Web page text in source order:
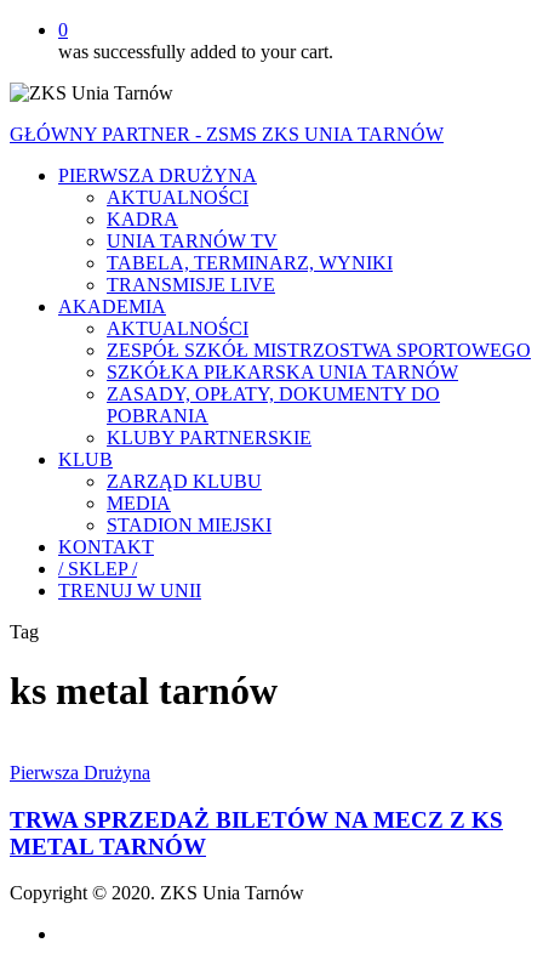
0
was successfully added to your cart.
GŁÓWNY PARTNER - ZSMS ZKS UNIA TARNÓW
PIERWSZA DRUŻYNA
AKTUALNOŚCI
KADRA
UNIA TARNÓW TV
TABELA, TERMINARZ, WYNIKI
TRANSMISJE LIVE
AKADEMIA
AKTUALNOŚCI
ZESPÓŁ SZKÓŁ MISTRZOSTWA SPORTOWEGO
SZKÓŁKA PIŁKARSKA UNIA TARNÓW
ZASADY, OPŁATY, DOKUMENTY DO
POBRANIA
KLUBY PARTNERSKIE
KLUB
ZARZĄD KLUBU
MEDIA
STADION MIEJSKI
KONTAKT
/ SKLEP /
TRENUJ W UNII
Tag
ks metal tarnów
SPRZEDAŻ
NA
MECZ
Z
METAL
Pierwsza Drużyna
TRWA SPRZEDAŻ BILETÓW NA MECZ Z KS
METAL TARNÓW
Copyright © 2020. ZKS Unia Tarnów